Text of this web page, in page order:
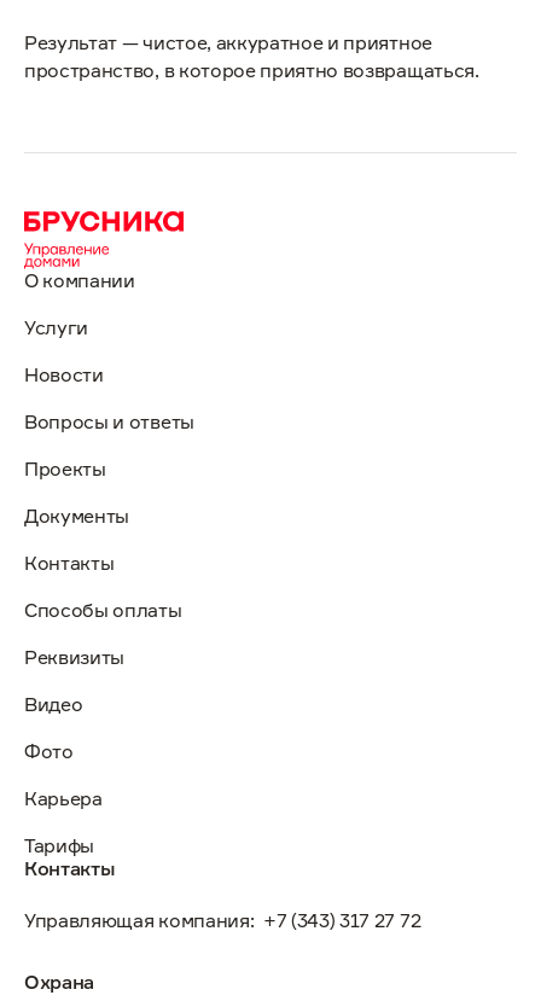
Результат — чистое, аккуратное и приятное
пространство, в которое приятно возвращаться.
О компании
Услуги
Новости
Вопросы и ответы
Проекты
Документы
Контакты
Способы оплаты
Реквизиты
Видео
Фото
Карьера
Тарифы
Контакты
Управляющая компания: +7 (343) 317 27 72
Охрана